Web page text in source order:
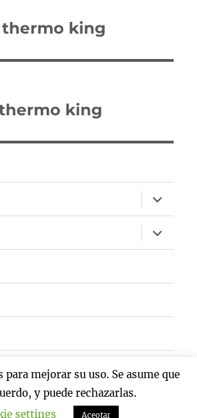
king
king
expande
el
menú
inferior
expande
el
menú
Funciona gracias a WordPress
para mejorar su uso. Se asume que
y puede rechazarlas.
settings
Aceotar